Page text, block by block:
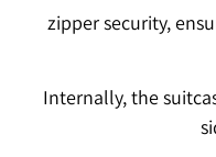
zipper security,
Internally, the